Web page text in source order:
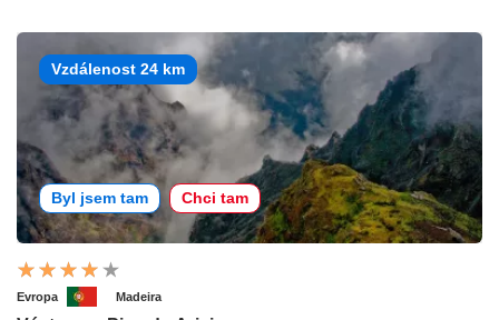
Vzdálenost 24 km
Byl jsem tam Chci tam
Evropa Madeira